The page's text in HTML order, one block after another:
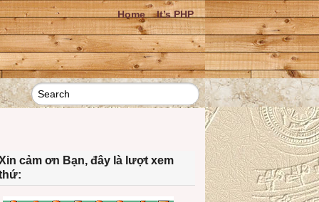
Home It’s PHP
cảm ơn Bạn, đây là lượt xem